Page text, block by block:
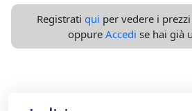
Registrati qui per vedere i
oppure Accedi se hai già